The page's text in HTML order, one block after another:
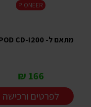
PIONEER
מתאם ל- IPOD CD-I200
166 ₪
לפרטים ורכישה